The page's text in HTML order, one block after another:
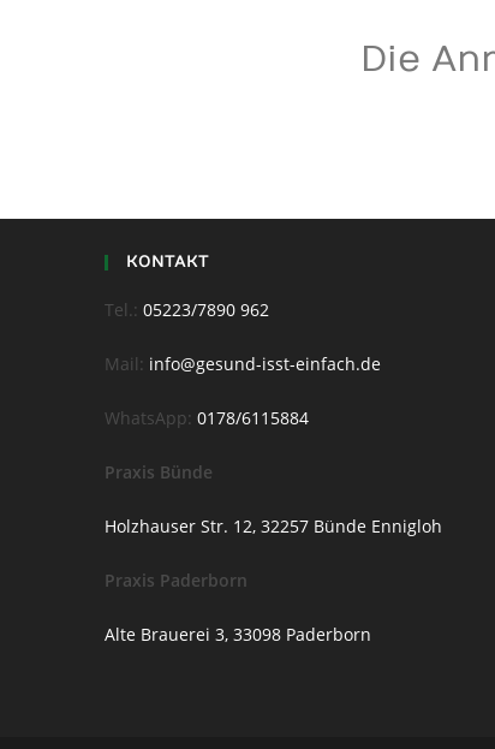
Die
KONTAKT
Tel.: 05223/7890 962
Mail: info@gesund-isst-einfach.de
WhatsApp: 0178/6115884
Praxis Bünde
Holzhauser Str. 12, 32257 Bünde Ennigloh
Praxis Paderborn
Alte Brauerei 3, 33098 Paderborn